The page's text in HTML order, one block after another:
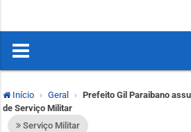
Início Geral
Prefeito Gil Paraibano
de Serviço Militar
Serviço Militar